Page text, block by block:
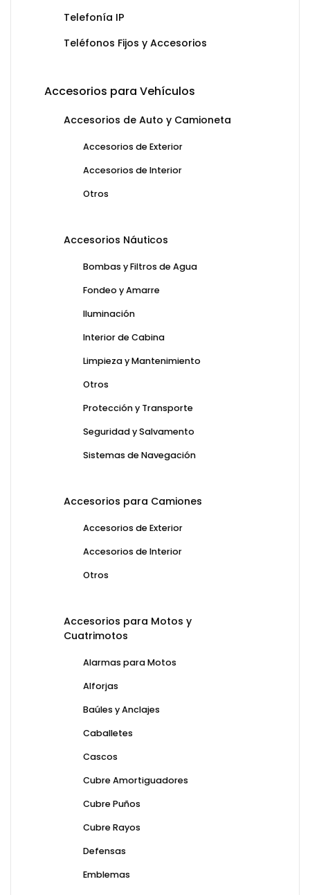
Telefonía IP
Teléfonos Fijos y Accesorios
Accesorios para Vehículos
Accesorios de Auto y Camioneta
Accesorios de Exterior
Accesorios de Interior
Otros
Accesorios Náuticos
Bombas y Filtros de Agua
Fondeo y Amarre
Iluminación
Interior de Cabina
Limpieza y Mantenimiento
Otros
Protección y Transporte
Seguridad y Salvamento
Sistemas de Navegación
Accesorios para Camiones
Accesorios de Exterior
Accesorios de Interior
Otros
Accesorios para Motos y
Cuatrimotos
Alarmas para Motos
Alforjas
Baúles y Anclajes
Caballetes
Cascos
Cubre Amortiguadores
Cubre Puños
Cubre Rayos
Defensas
Emblemas